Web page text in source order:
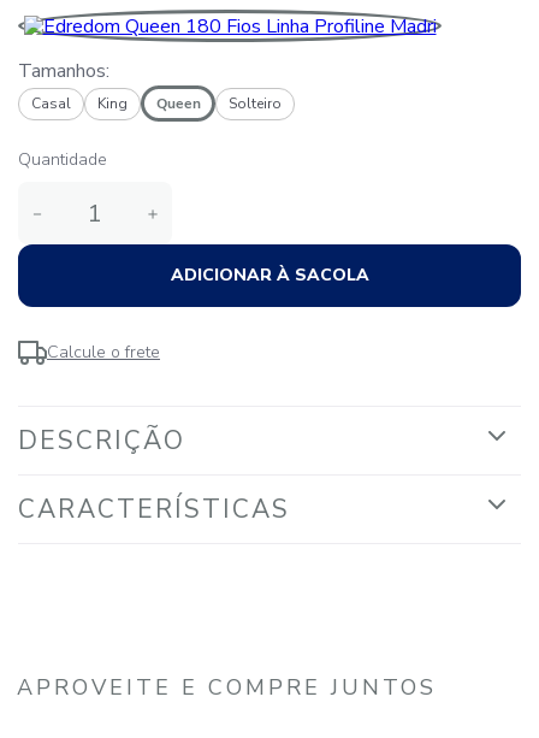
Tamanhos:
Casal King Queen Solteiro
Quantidade
＋
－
ADICIONAR À SACOLA
Calcule o frete
DESCRIÇÃO
CARACTERÍSTICAS
APROVEITE E COMPRE JUNTOS